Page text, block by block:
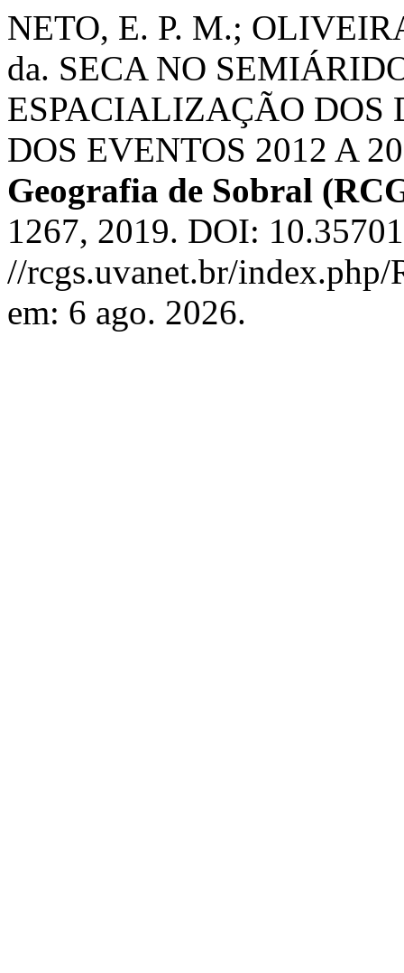
NETO, E. P. M.;
da. SECA NO
ESPACIALIZAÇÃO DOS
DOS EVENTOS 2012 A
Geografia de Sobral
1267, 2019. DOI:
//rcgs.uvanet.br/
em: 6 ago. 2026.